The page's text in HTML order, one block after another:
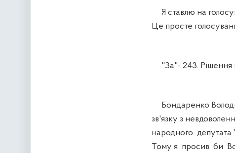
Я ставлю на
Це просте
"За"- 243. Рішення
Бондаренко
зв'язку з
народного депутата
Тому я просив би